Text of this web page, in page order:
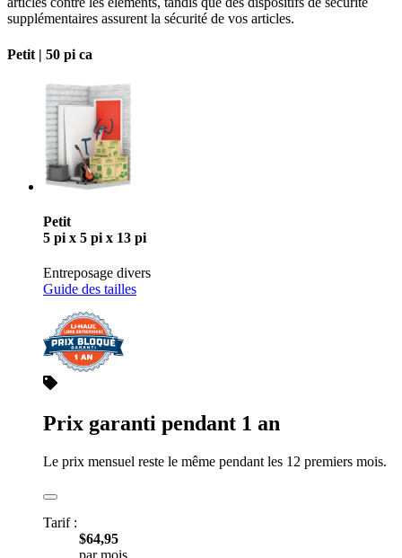
Entreposage intérieur
Situées à l'intérieur d'un bâtiment à un ou plusieurs étages, ces unités
intérieures offrent deux couches de protection. Elles protègent vos
articles contre les éléments, tandis que des dispositifs de sécurité
supplémentaires assurent la sécurité de vos articles.
50 pi ca
Petit
5 pi x 5 pi x 13 pi
Entreposage divers
Prix garanti pendant 1 an